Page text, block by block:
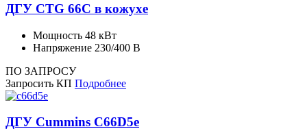
ДГУ CTG 66C в кожухе
Мощность 48 кВт
Напряжение 230/400 В
ПО ЗАПРОСУ
Запросить КП Подробнее
ДГУ Cummins C66D5e